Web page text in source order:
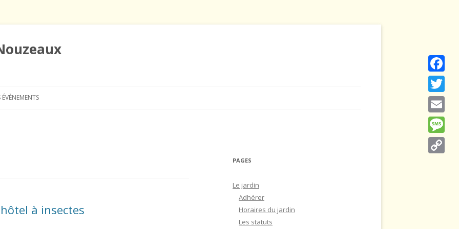
à insectes
PAGES
Le jardin
Adhérer
Horaires du jardin
Les statuts
Twitter
Email
Message